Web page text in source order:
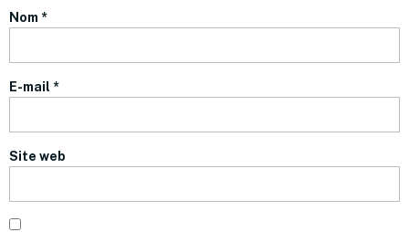
Nom *
E-mail *
Site web